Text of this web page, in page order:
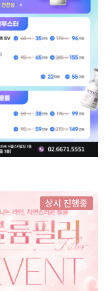
상시 진행중